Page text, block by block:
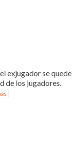
exjugador se quede
de los jugadores.